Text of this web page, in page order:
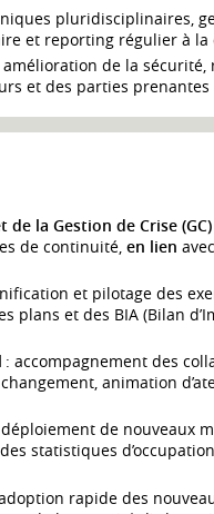
pluridisciplinaires,
et reporting régulier à
de la sécurité,
et des parties prenantes
la Gestion de Crise (GC)
de continuité, en lien
et pilotage des
plans et des BIA (Bilan
: accompagnement des
animation
de nouveaux
statistiques
rapide des